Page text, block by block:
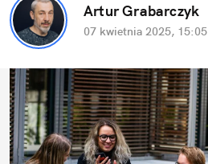
Artur Grabarczyk
07 kwietnia 2025, 15:05